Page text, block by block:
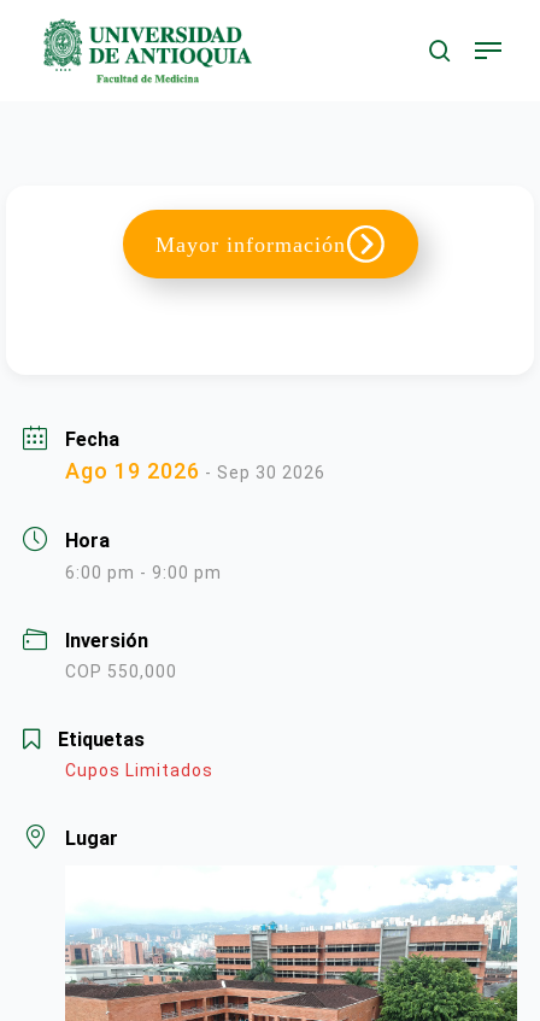
Mayor información
Fecha
Ago 19 2026 - Sep 30 2026
Hora
6:00 pm - 9:00 pm
Inversión
COP 550,000
Etiquetas
Cupos Limitados
Lugar